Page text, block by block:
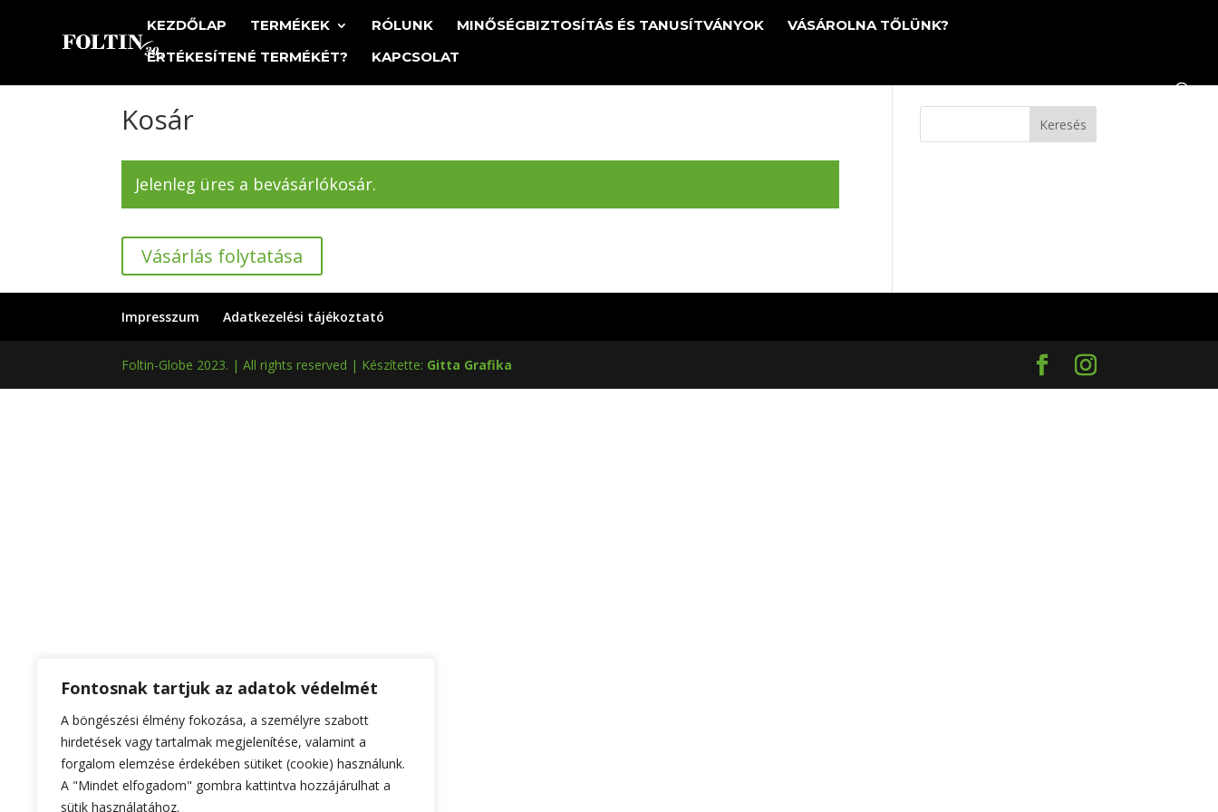
Fontosnak tartjuk az adatok védelmét
A böngészési élmény fokozása, a személyre szabott
hirdetések vagy tartalmak megjelenítése, valamint a
forgalom elemzése érdekében sütiket (cookie) használunk.
A "Mindet elfogadom" gombra kattintva hozzájárulhat a
sütik használatához.
KEZDŐLAP TERMÉKEK RÓLUNK MINŐSÉGBIZTOSÍTÁS ÉS TANUSÍTVÁNYOK
VÁSÁROLNA TŐLÜNK?
ÉRTÉKESÍTENÉ TERMÉKÉT?
KAPCSOLAT
Kosár
Jelenleg üres a bevásárlókosár.
Vásárlás folytatása
Keresés
Impresszum Adatkezelési tájékoztató
Foltin-Globe 2023. | All rights reserved | Készítette: Gitta Grafika